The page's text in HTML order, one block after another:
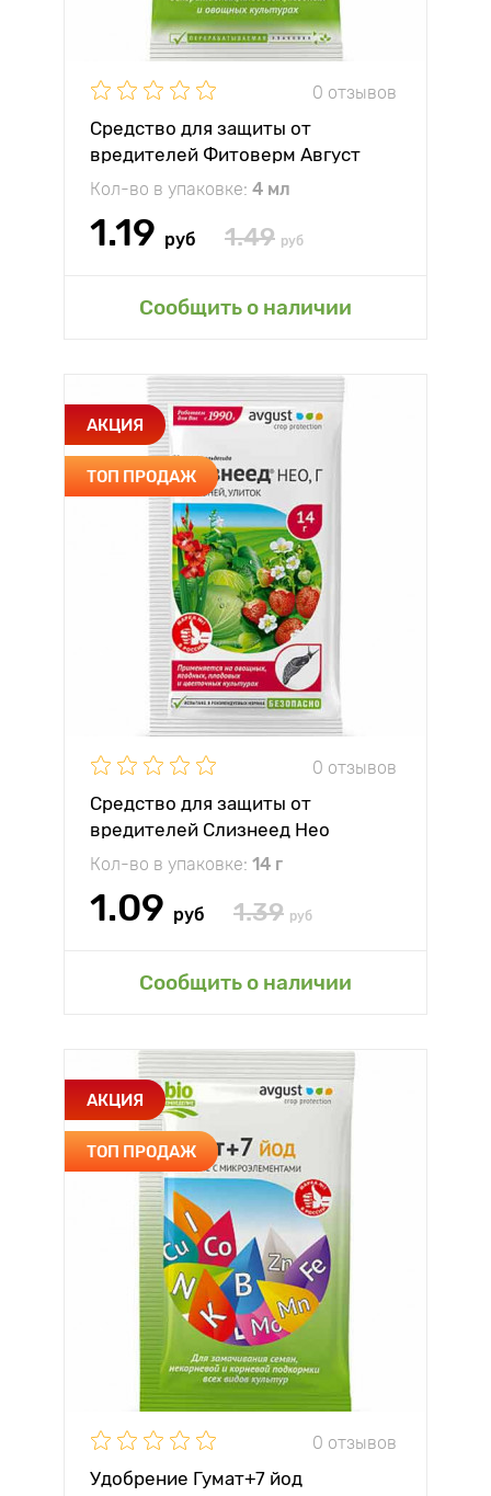
0 отзывов
Средство для защиты от
вредителей Фитоверм Август
Кол-во в упаковке: 4 мл
1.19 руб 1.49 руб
Сообщить о наличии
АКЦИЯ
ТОП ПРОДАЖ
0 отзывов
Средство для защиты от
вредителей Слизнеед Нео
Кол-во в упаковке: 14 г
1.09 руб 1.39 руб
Сообщить о наличии
АКЦИЯ
ТОП ПРОДАЖ
0 отзывов
Удобрение Гумат+7 йод